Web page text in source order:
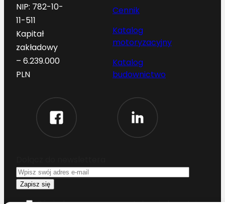
NIP: 782-10-
11-511
Kapitał
zakładowy
– 6.239.000
PLN
Cennik
Katalog
motoryzacyjny
Katalog
budownictwo